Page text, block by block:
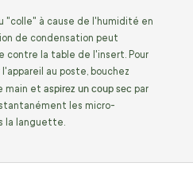
"colle" à cause de l'humidité en
de condensation peut
contre la table de l'insert. Pour
au poste, bouchez
main et aspirez un coup sec par
les micro-
la languette.